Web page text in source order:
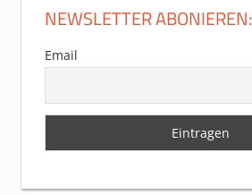
NEWSLETTER ABONIEREN:
Email